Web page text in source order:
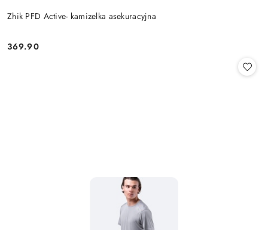
Zhik PFD Active- kamizelka asekuracyjna
Cena:
369.90